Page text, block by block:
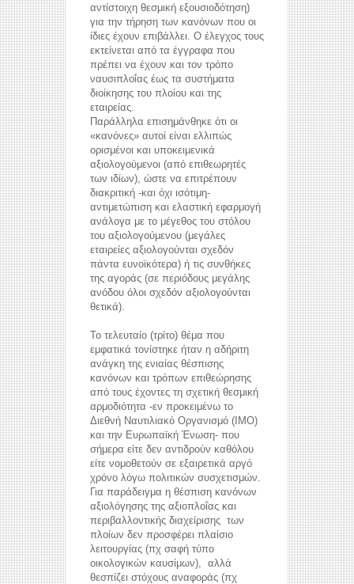
αντίστοιχη θεσμική εξουσιοδότηση)
για την τήρηση των κανόνων που οι
ίδιες έχουν επιβάλλει. Ο έλεγχος τους
εκτείνεται από τα έγγραφα που
πρέπει να έχουν και τον τρόπο
ναυσιπλοΐας έως τα συστήματα
διοίκησης του πλοίου και της
εταιρείας.
Παράλληλα επισημάνθηκε ότι οι
«κανόνες» αυτοί είναι ελλιπώς
ορισμένοι και υποκειμενικά
αξιολογούμενοι (από επιθεωρητές
των ιδίων), ώστε να επιτρέπουν
διακριτική -και όχι ισότιμη-
αντιμετώπιση και ελαστική εφαρμογή
ανάλογα με το μέγεθος του στόλου
του αξιολογούμενου (μεγάλες
εταιρείες αξιολογούνται σχεδόν
πάντα ευνοϊκότερα) ή τις συνθήκες
της αγοράς (σε περιόδους μεγάλης
ανόδου όλοι σχεδόν αξιολογούνται
θετικά).
Το τελευταίο (τρίτο) θέμα που
εμφατικά τονίστηκε ήταν η αδήριτη
ανάγκη της ενιαίας θέσπισης
κανόνων και τρόπων επιθεώρησης
από τους έχοντες τη σχετική θεσμική
αρμοδιότητα -εν προκειμένω το
Διεθνή Ναυτιλιακό Οργανισμό (IMO)
και την Ευρωπαϊκή Ένωση- που
σήμερα είτε δεν αντιδρούν καθόλου
είτε νομοθετούν σε εξαιρετικά αργό
χρόνο λόγω πολιτικών συσχετισμών.
Για παράδειγμα η θέσπιση κανόνων
αξιολόγησης της αξιοπλοΐας και
περιβαλλοντικής διαχείρισης των
πλοίων δεν προσφέρει πλαίσιο
λειτουργίας (πχ σαφή τύπο
οικολογικών καυσίμων), αλλά
θεσπίζει στόχους αναφοράς (πχ